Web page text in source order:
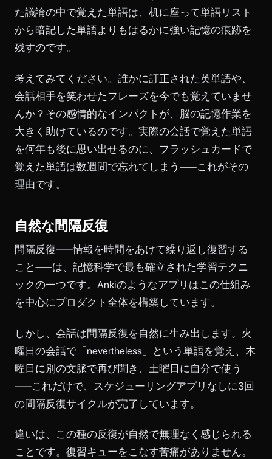
た議論の中で覚えた単語は、机に座って単語リスト
から暗記した単語よりもはるかに強い記憶の痕跡を
残すのです。
考えてみてください。誰かに訂正された英単語や、
会話相手を笑わせたフレーズを今でも覚えていませ
んか？その感情的なインパクトが、脳の記憶作業を
大きく助けているのです。実際の会話で覚えた単語
を何年も後に思い出せるのに、フラッシュカードで
覚えた単語は数週間で忘れてしまう——これがその
理由です。
自然な間隔反復
間隔反復——情報を時間をあけて繰り返し復習する
こと——は、記憶科学で最も確立された学習テクニ
ックの一つです。Ankiのようなアプリはこの仕組み
を中心にプロダクト全体を構築しています。
しかし、会話は間隔反復を自然に生み出します。火
曜日の会話で「nevertheless」という単語を覚え、木
曜日に別の文脈で再び聞き、土曜日に自分で使う
——これだけで、スケジューリングアプリなしに3回
の間隔反復サイクルが完了しています。
違いは、この種の反復が自然で無理なく感じられる
ことです。復習キューをこなす苦痛がありません。